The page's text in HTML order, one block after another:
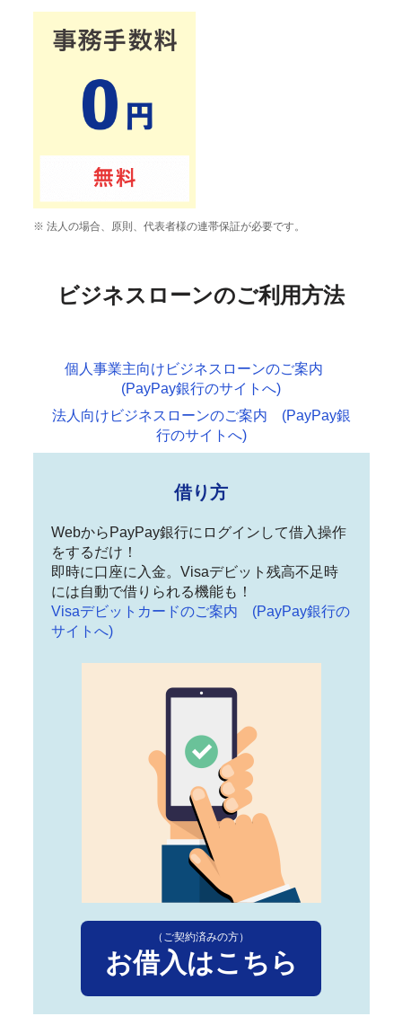
※ 法人の場合、原則、代表者様の連帯保証が必要です。
ビジネスローンのご利用方法
個人事業主向けビジネスローンのご案内
(PayPay銀行のサイトへ)
法人向けビジネスローンのご案内 (PayPay銀
行のサイトへ)
借り方
WebからPayPay銀行にログインして借入操作
をするだけ！
即時に口座に入金。Visaデビット残高不足時
には自動で借りられる機能も！
Visaデビットカードのご案内 (PayPay銀行の
サイトへ)
（ご契約済みの方）
お借入はこちら